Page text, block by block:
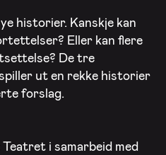
historier. Kanskje kan
Eller kan flere
De tre
ut en rekke historier
forslag.
i samarbeid med